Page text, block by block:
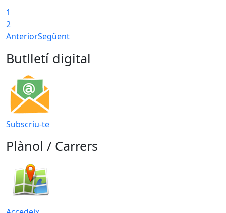
1
2
AnteriorSegüent
Butlletí digital
Subscriu-te
Plànol / Carrers